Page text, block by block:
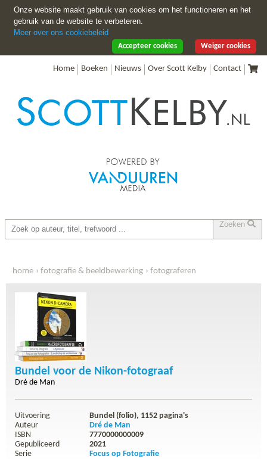
Home Boeken Nieuws Over Scott Kelby Contact
Zoeken
home fotografie & beeldbewerking fotograferen
bundel voor de nikon-fotograaf
Bundel voor de Nikon-fotograaf
Dré de Man
Uitvoering Bundel (folio), 1152 pagina's
Auteur
Dré de Man
ISBN
7770000000009
Gepubliceerd
2021
Serie
Focus op Fotografie
Onze website maakt gebruik van cookies om het functioneren en het
gebruik van de website te verbeteren.
Meer over ons cookiebeleid
Weiger cookies
Accepteer cookies